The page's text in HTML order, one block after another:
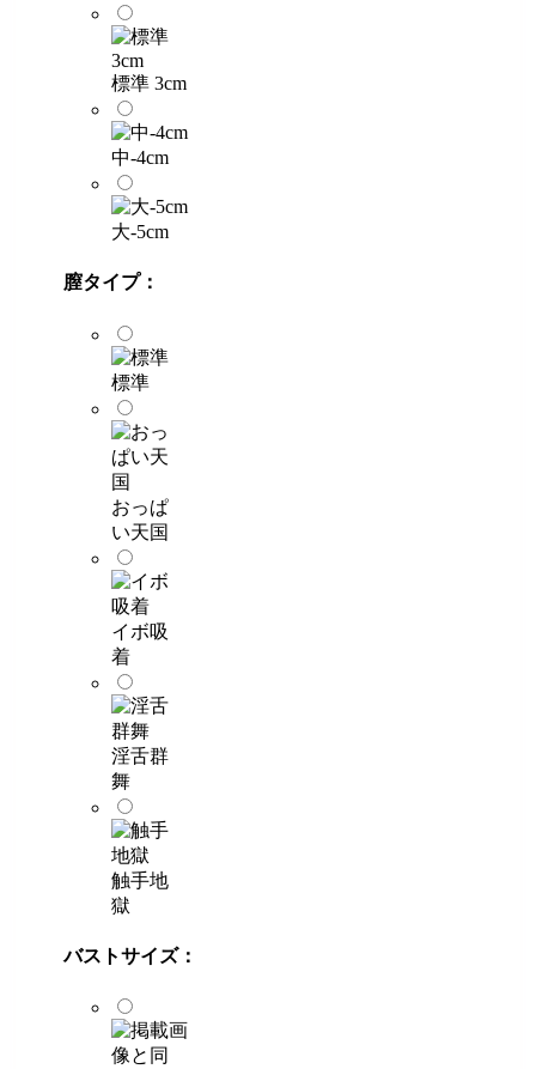
標準 3cm
中-4cm
大-5cm
膣タイプ：
標準
おっぱ
い天国
イボ吸
着
淫舌群
舞
触手地
獄
バストサイズ：